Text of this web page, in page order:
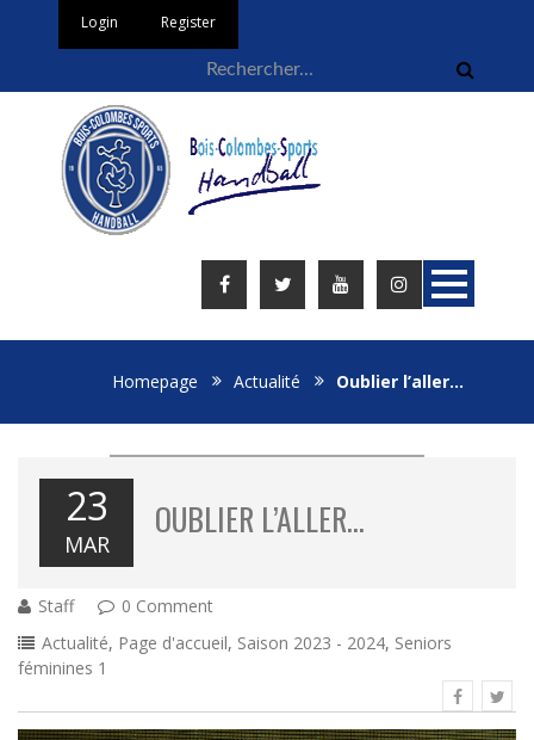
Login Register
Homepage Actualité Oublier l’aller…
23
MAR
OUBLIER L’ALLER…
Staff
0 Comment
Actualité, Page d'accueil, Saison 2023 - 2024, Seniors
féminines 1